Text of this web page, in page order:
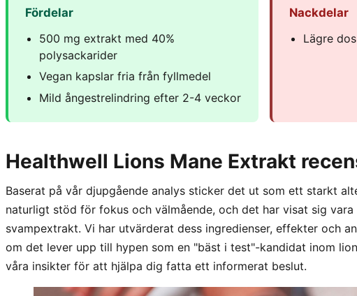
Fördelar
500 mg extrakt med 40%
polysackarider
Vegan kapslar fria från fyllmedel
Mild ångestrelindring efter 2-4 veckor
Nackdelar
Lägre
Healthwell Lions Mane Extrakt
Baserat på vår djupgående analys sticker det ut som ett starkt
naturligt stöd för fokus och välmående, och det har visat sig
svampextrakt. Vi har utvärderat dess ingredienser, effekter och
om det lever upp till hypen som en "bäst i test"-kandidat inom
våra insikter för att hjälpa dig fatta ett informerat beslut.